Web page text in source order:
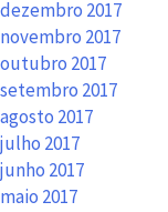
dezembro 2017
novembro 2017
outubro 2017
setembro 2017
agosto 2017
julho 2017
junho 2017
maio 2017